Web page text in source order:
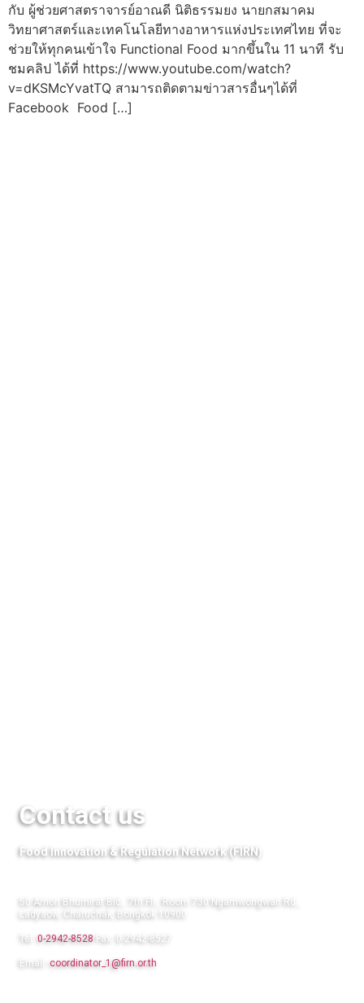
กับ ผู้ช่วยศาสตราจารย์อาณดี นิติธรรมยง นายกสมาคม
วิทยาศาสตร์และเทคโนโลยีทางอาหารแห่งประเทศไทย ที่จะ
ช่วยให้ทุกคนเข้าใจ Functional Food มากขึ้นใน 11 นาที รับ
ชมคลิป ได้ที่ https://www.youtube.com/watch?
v=dKSMcYvatTQ สามารถติดตามข่าวสารอื่นๆได้ที่
Facebook Food […]
Contact us
Food Innovation & Regulation Network (FIRN)
50 Amon Bhumirat Bld., 7th Flr., Room 730 Ngamwongwan Rd.,
Ladyaow, Chatuchak, Bongkok 10900
Tel: 0-2942-8528 Fax: 0-2942-8527
Email: coordinator_1@firn.or.th